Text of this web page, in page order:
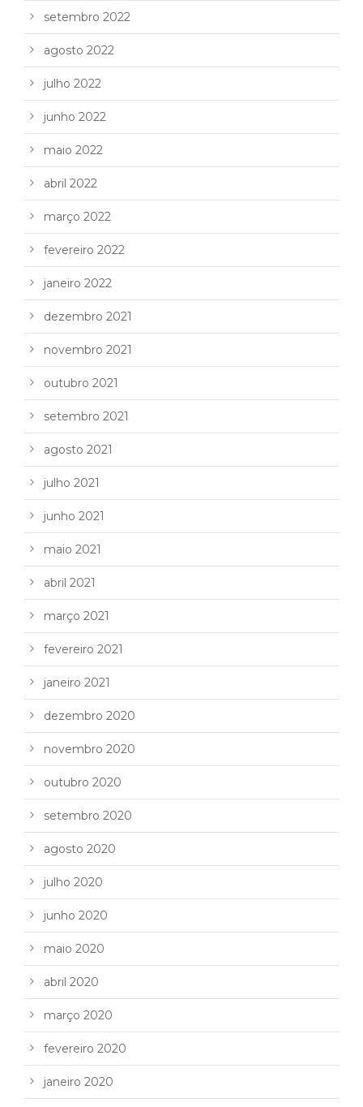
setembro 2022
agosto 2022
julho 2022
junho 2022
maio 2022
abril 2022
março 2022
fevereiro 2022
janeiro 2022
dezembro 2021
novembro 2021
outubro 2021
setembro 2021
agosto 2021
julho 2021
junho 2021
maio 2021
abril 2021
março 2021
fevereiro 2021
janeiro 2021
dezembro 2020
novembro 2020
outubro 2020
setembro 2020
agosto 2020
julho 2020
junho 2020
maio 2020
abril 2020
março 2020
fevereiro 2020
janeiro 2020